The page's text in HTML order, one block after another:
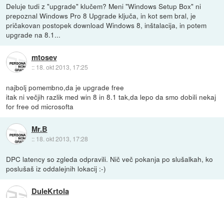
Deluje tudi z "upgrade" klučem? Meni "Windows Setup Box" ni
prepoznal Windows Pro 8 Upgrade ključa, in kot sem bral, je
pričakovan postopek download Windows 8, inštalacija, in potem
upgrade na 8.1...
mtosev
:: 18. okt 2013, 17:25
najbolj pomembno,da je upgrade free
itak ni večjih razlik med win 8 in 8.1 tak,da lepo da smo dobili nekaj
for free od microsofta
Mr.B
:: 18. okt 2013, 17:28
DPC latency so zgleda odpravili. Nič več pokanja po slušalkah, ko
poslušaš iz oddalejnih lokacij :-)
DuleKrtola